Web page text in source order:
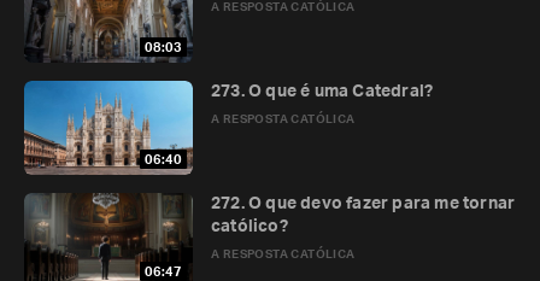
08:03
A RESPOSTA CATÓLICA
06:40
A RESPOSTA CATÓLICA
273. O que é uma Catedral?
06:47
A RESPOSTA CATÓLICA
272. O que devo fazer para me tornar
católico?